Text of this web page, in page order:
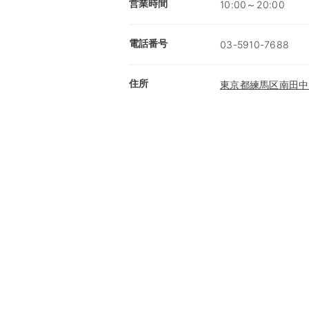
営業時間 10:00～20:00
電話番号 03-5910-7688
住所 東京都練馬区南田